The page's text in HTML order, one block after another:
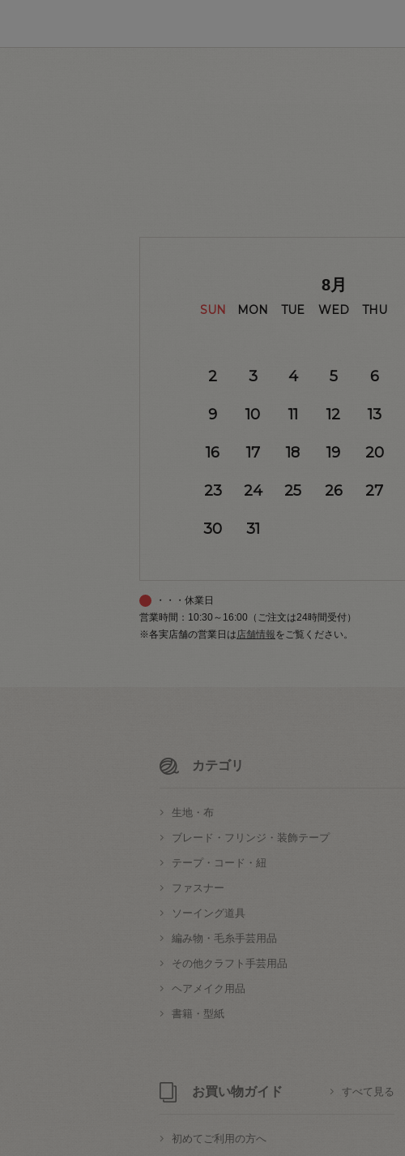
8月
SUN MON TUE WED THU
2 3 4 5 6
9 10 11 12 13
16 17 18 19 20
23 24 25 26 27
30 31
・・・休業日
営業時間：10:30～16:00（ご注文は24時間受付）
※各実店舗の営業日は店舗情報をご覧ください。
カテゴリ
生地・布
ブレード・フリンジ・装飾テープ
テープ・コード・紐
ファスナー
ソーイング道具
編み物・毛糸手芸用品
その他クラフト手芸用品
ヘアメイク用品
書籍・型紙
お買い物ガイド すべて見る
初めてご利用の方へ